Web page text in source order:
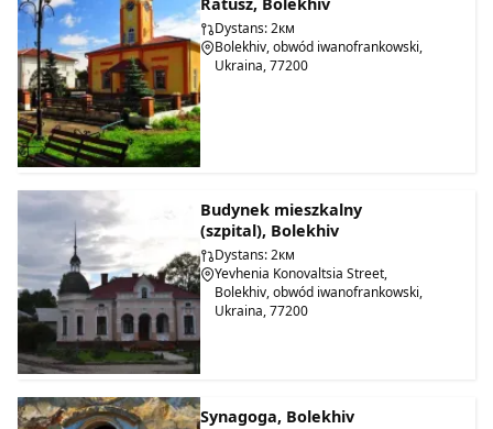
Dystans: 2км
Bolekhiv, obwód iwanofrankowski,
Ukraina, 77200
Budynek mieszkalny
(szpital), Bolekhiv
Dystans: 2км
Yevhenia Konovaltsia Street,
Bolekhiv, obwód iwanofrankowski,
Ukraina, 77200
Synagoga, Bolekhiv